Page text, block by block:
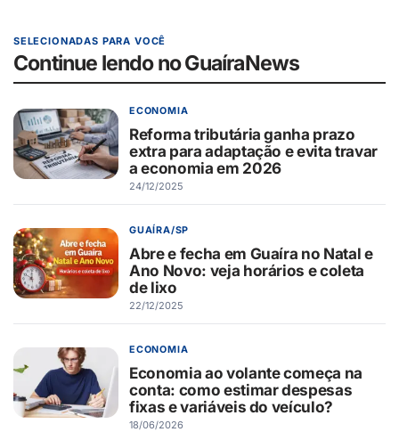
SELECIONADAS PARA VOCÊ
Continue lendo no GuaíraNews
ECONOMIA
Reforma tributária ganha prazo
extra para adaptação e evita travar
a economia em 2026
24/12/2025
GUAÍRA/SP
Abre e fecha em Guaíra no Natal e
Ano Novo: veja horários e coleta
de lixo
22/12/2025
ECONOMIA
Economia ao volante começa na
conta: como estimar despesas
fixas e variáveis do veículo?
18/06/2026